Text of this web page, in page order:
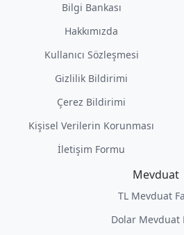
Bilgi Bankası
Hakkımızda
Kullanıcı Sözleşmesi
Gizlilik Bildirimi
Çerez Bildirimi
Kişisel Verilerin Korunması
İletişim Formu
Mevduat
TL Mevduat
Dolar Mevduat